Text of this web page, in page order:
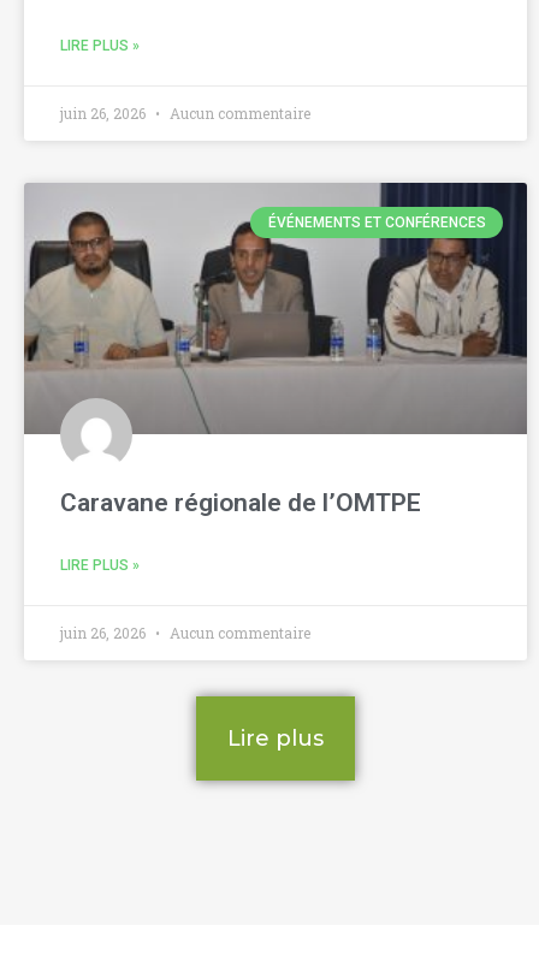
LIRE PLUS »
juin 26, 2026 Aucun commentaire
ÉVÉNEMENTS ET CONFÉRENCES
Caravane régionale de l’OMTPE
LIRE PLUS »
juin 26, 2026 Aucun commentaire
Lire plus